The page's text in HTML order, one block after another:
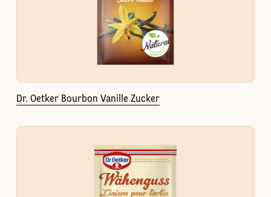
Dr. Oetker Bourbon Vanille Zucker